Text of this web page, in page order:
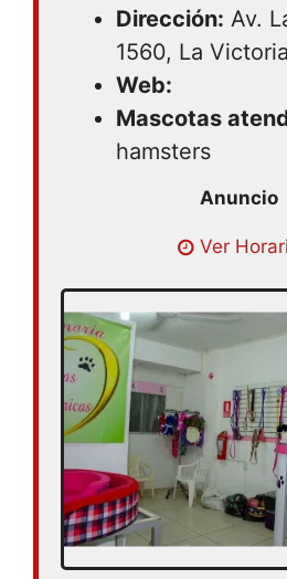
Dirección: Av.
1560, La
Web:
Mascotas
hamsters
Lunes 09:00 – 19:00 |
09:00 – 19:00 | Viernes
Sabado 09:00 – 19:00 |
17:00
Ver